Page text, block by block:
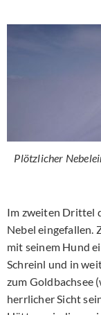
Plötzlicher
Im zweiten Drittel
Nebel eingefallen.
mit seinem Hund
Schreinl und in
zum Goldbachsee
herrlicher Sicht